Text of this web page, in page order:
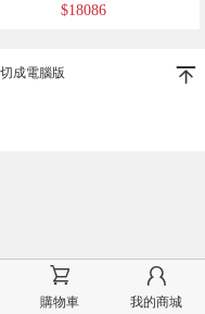
$18086
切成電腦版 󰄬
󰂟
購物車
󰂢
我的商城